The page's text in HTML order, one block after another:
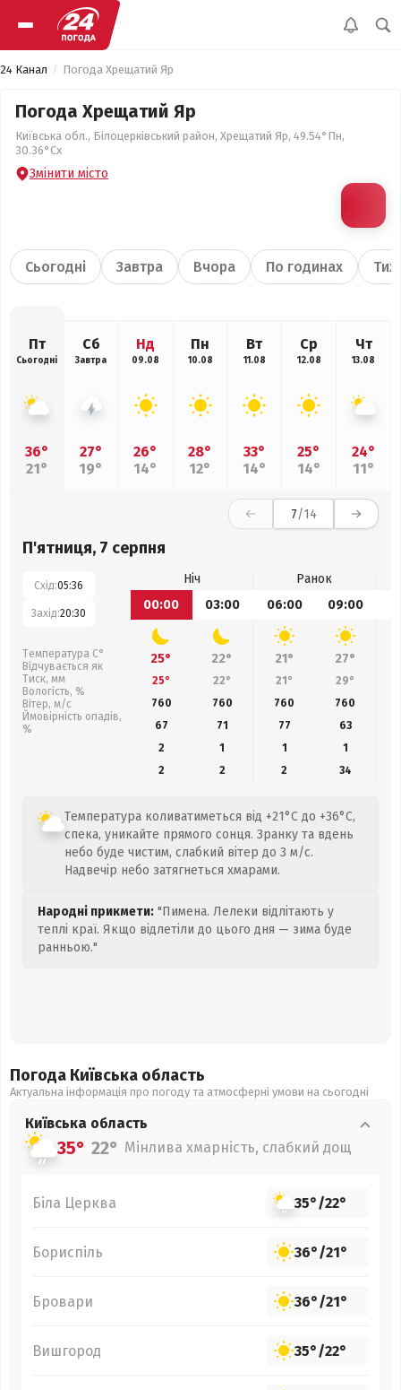
24 Канал Погода Хрещатий Яр
Погода Хрещатий Яр
Київська обл., Білоцерківський район, Хрещатий Яр, 49.54°Пн,
30.36°Сх
Змінити місто
Сьогодні Завтра Вчора По годинах
Пт
Сьогодні
36°
21°
Сб
Завтра
27°
19°
Нд
09.08
26°
14°
Пн
10.08
28°
12°
Вт
11.08
33°
14°
Ср
12.08
25°
14°
Чт
13.08
24°
11°
7/14
П'ятниця, 7 серпня
Схід:05:36
Захід:20:30
Температура С°
Відчувається як
Тиск, мм
Вологість, %
Вітер, м/с
Ймовірність опадів,
%
Ніч
Ранок
00:00
03:00 06:00 09:00
25° 22° 21° 27°
25° 22° 21° 29°
760
760 760 760
67
71 77 63
2
1 1
1
2
2 2 34
Температура коливатиметься від +21°C до +36°C,
спека, уникайте прямого сонця. Зранку та вдень
небо буде чистим, слабкий вітер до 3 м/с.
Надвечір небо затягнеться хмарами.
Народні прикмети: "Пимена. Лелеки відлітають у
теплі краї. Якщо відлетіли до цього дня — зима буде
ранньою."
Погода Київська область
Актуальна інформація про погоду та атмосферні умови на сьогодні
Київська область
35° 22° Мінлива хмарність, слабкий дощ
Біла Церква 35°/22°
Бориспіль 36°/21°
Бровари 36°/21°
Вишгород 35°/22°